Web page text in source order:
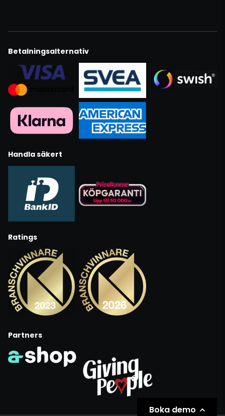
Betalningsalternativ
Handla säkert
Ratings
Partners
Boka demo